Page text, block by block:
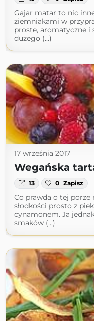
Gajar matar to nic
ziemniakami w
proste, aromatyczne i
dużego (...)
17 września 2017
Wegańska
13 0 Zapisz
Co prawda o tej porze
słodkości prosto z
cynamonem. Ja
smaków (...)